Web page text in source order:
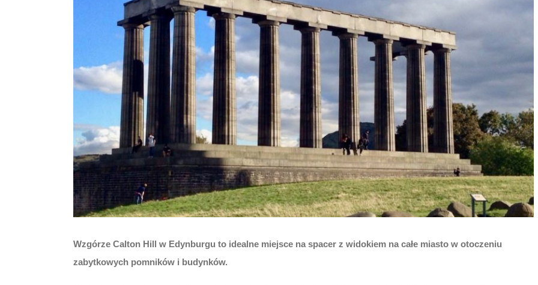
Wzgórze Calton Hill w Edynburgu to idealne miejsce na spacer z widokiem na całe miasto w otoczeniu
zabytkowych pomników i budynków.